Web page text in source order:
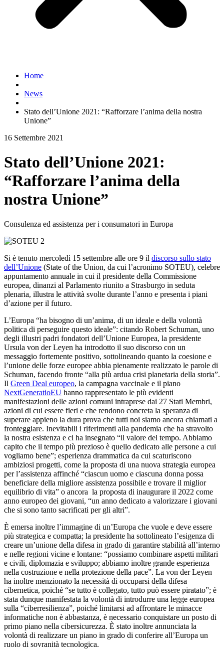
Home
News
Stato dell’Unione 2021: “Rafforzare l’anima della nostra
Unione”
16 Settembre 2021
Stato dell’Unione 2021:
“Rafforzare l’anima della
nostra Unione”
Consulenza ed assistenza per i consumatori in Europa
Si è tenuto mercoledì 15 settembre alle ore 9 il discorso sullo stato
dell’Unione (State of the Union, da cui l’acronimo SOTEU), celebre
appuntamento annuale in cui il presidente della Commissione
europea, dinanzi al Parlamento riunito a Strasburgo in seduta
plenaria, illustra le attività svolte durante l’anno e presenta i piani
d’azione per il futuro.
L’Europa “ha bisogno di un’anima, di un ideale e della volontà
politica di perseguire questo ideale”: citando Robert Schuman, uno
degli illustri padri fondatori dell’Unione Europea, la presidente
Ursula von der Leyen ha introdotto il suo discorso con un
messaggio fortemente positivo, sottolineando quanto la coesione e
l’unione delle forze europee abbia pienamente realizzato le parole di
Schuman, facendo fronte “alla più ardua crisi planetaria della storia”.
Il Green Deal europeo, la campagna vaccinale e il piano
NextGeneratioEU hanno rappresentato le più evidenti
manifestazioni delle azioni comuni intraprese dai 27 Stati Membri,
azioni di cui essere fieri e che rendono concreta la speranza di
superare appieno la dura prova che tutti noi siamo ancora chiamati a
fronteggiare. Inevitabili i riferimenti alla pandemia che ha stravolto
la nostra esistenza e ci ha insegnato “il valore del tempo. Abbiamo
capito che il tempo più prezioso è quello dedicato alle persone a cui
vogliamo bene”; esperienza drammatica da cui scaturiscono
ambiziosi progetti, come la proposta di una nuova strategia europea
per l’assistenza affinché “ciascun uomo e ciascuna donna possa
beneficiare della migliore assistenza possibile e trovare il miglior
equilibrio di vita” o ancora la proposta di inaugurare il 2022 come
anno europeo dei giovani, “un anno dedicato a valorizzare i giovani
che si sono tanto sacrificati per gli altri”.
È emersa inoltre l’immagine di un’Europa che vuole e deve essere
più strategica e compatta; la presidente ha sottolineato l’esigenza di
creare un’unione della difesa in grado di garantire stabilità all’interno
e nelle regioni vicine e lontane: “possiamo combinare aspetti militari
e civili, diplomazia e sviluppo; abbiamo inoltre grande esperienza
nella costruzione e nella protezione della pace”. La von der Leyen
ha inoltre menzionato la necessità di occuparsi della difesa
cibernetica, poiché “se tutto è collegato, tutto può essere piratato”; è
stata dunque manifestata la volontà di introdurre una legge europea
sulla “ciberresilienza”, poiché limitarsi ad affrontare le minacce
informatiche non è abbastanza, è necessario conquistare un posto di
primo piano nella cibersicurezza. È stato inoltre annunciata la
volontà di realizzare un piano in grado di conferire all’Europa un
ruolo di sovranità tecnologica.